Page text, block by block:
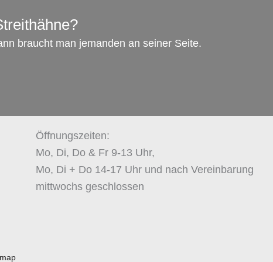
braucht man jemanden an seiner Seite.
Öffnungszeiten:
Mo, Di, Do & Fr 9-13 Uhr,
Mo, Di + Do 14-17 Uhr und nach Vereinbarung
mittwochs geschlossen
Elternteil das Rauchen verbieten, während